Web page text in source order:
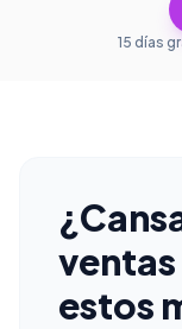
15 días
estos